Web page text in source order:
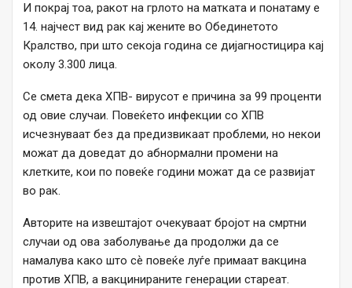
И покрај тоа, ракот на грлото на матката и понатаму е
14. најчест вид рак кај жените во Обединетото
Кралство, при што секоја година се дијагностицира кај
околу 3.300 лица.
Се смета дека ХПВ- вирусот е причина за 99 проценти
од овие случаи. Повеќето инфекции со ХПВ
исчезнуваат без да предизвикаат проблеми, но некои
можат да доведат до абнормални промени на
клетките, кои по повеќе години можат да се развијат
во рак.
Авторите на извештајот очекуваат бројот на смртни
случаи од ова заболување да продолжи да се
намалува како што сѐ повеќе луѓе примаат вакцина
против ХПВ, а вакцинираните генерации стареат.